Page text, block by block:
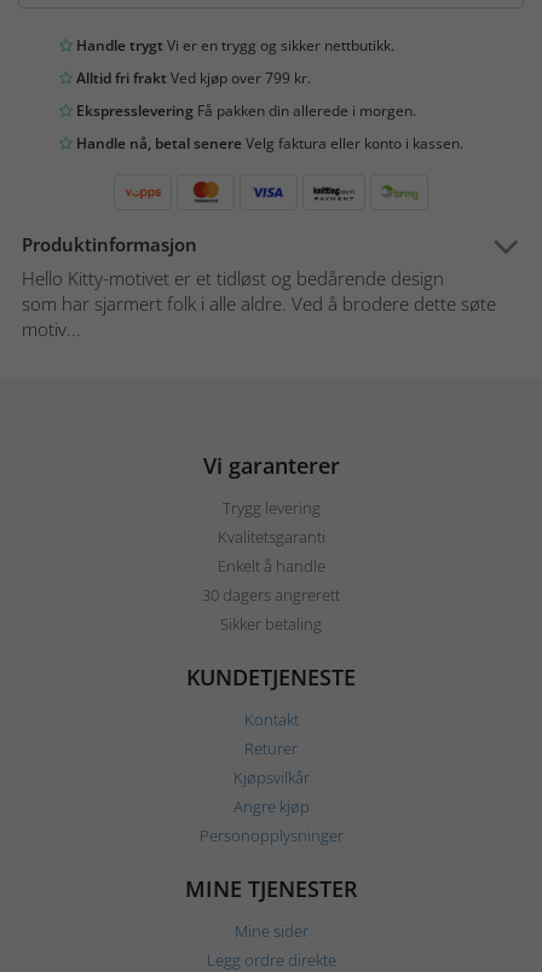
Handle trygtVi er en trygg og sikker nettbutikk.
Alltid fri fraktVed kjøp over 799 kr.
Ekspresslevering Få pakken din allerede i morgen.
Handle nå, betal senereVelg faktura eller konto i kassen.
Produktinformasjon
Hello Kitty-motivet er et tidløst og bedårende design
som har sjarmert folk i alle aldre. Ved å brodere dette søte
motiv...
Vi garanterer
Trygg levering
Kvalitetsgaranti
Enkelt å handle
30 dagers angrerett
Sikker betaling
KUNDETJENESTE
Kontakt
Returer
Kjøpsvilkår
Angre kjøp
Personopplysninger
MINE TJENESTER
Mine sider
Legg ordre direkte